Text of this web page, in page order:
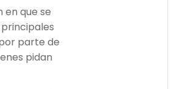
en que se
parte de
pidan